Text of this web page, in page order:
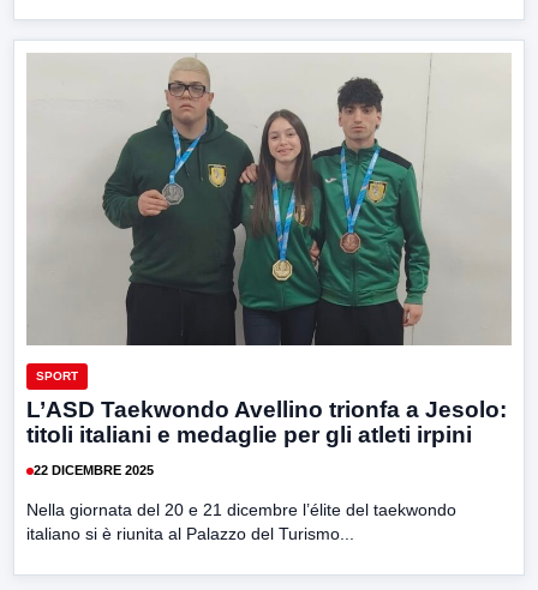
SPORT
L’ASD Taekwondo Avellino trionfa a Jesolo:
titoli italiani e medaglie per gli atleti irpini
22 DICEMBRE 2025
Nella giornata del 20 e 21 dicembre l’élite del taekwondo
italiano si è riunita al Palazzo del Turismo...